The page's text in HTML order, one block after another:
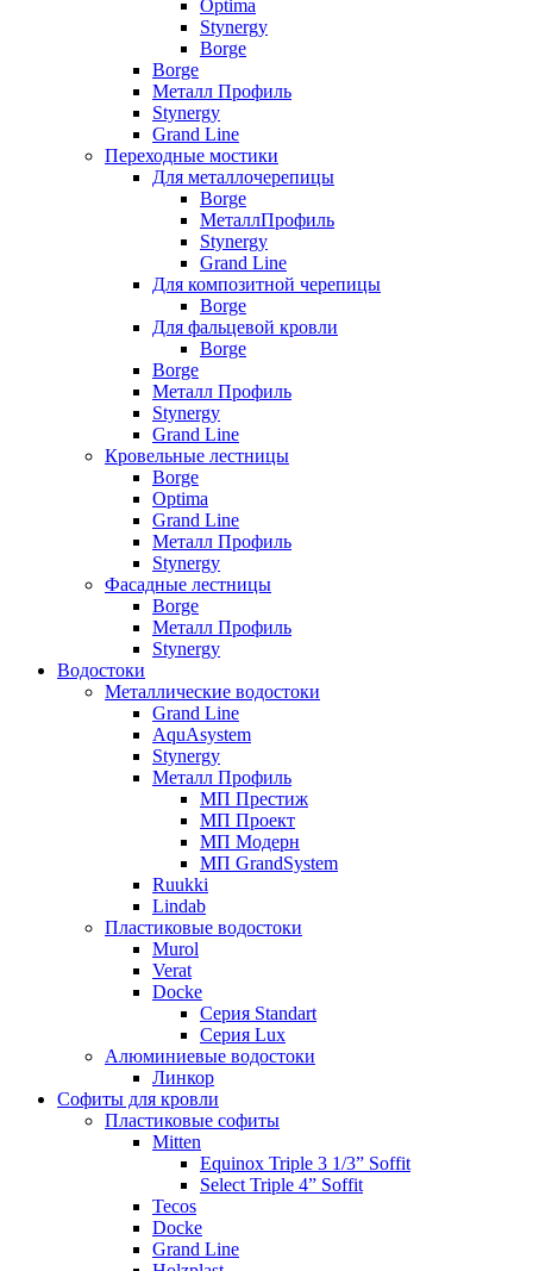
Optima
Stynergy
Borge
Borge
Металл Профиль
Stynergy
Grand Line
Переходные мостики
Для металлочерепицы
Borge
МеталлПрофиль
Stynergy
Grand Line
Для композитной черепицы
Borge
Для фальцевой кровли
Borge
Borge
Металл Профиль
Stynergy
Grand Line
Кровельные лестницы
Borge
Optima
Grand Line
Металл Профиль
Stynergy
Фасадные лестницы
Borge
Металл Профиль
Stynergy
Водостоки
Металлические водостоки
Grand Line
AquAsystem
Stynergy
Металл Профиль
МП Престиж
МП Проект
МП Модерн
МП GrandSystem
Ruukki
Lindab
Пластиковые водостоки
Murol
Verat
Docke
Серия Standart
Серия Lux
Алюминиевые водостоки
Линкор
Софиты для кровли
Пластиковые софиты
Mitten
Equinox Triple 3 1/3” Soffit
Select Triple 4” Soffit
Tecos
Docke
Grand Line